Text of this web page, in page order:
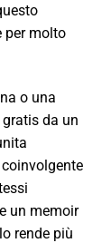
per molto
o una
da un
un memoir
rende più